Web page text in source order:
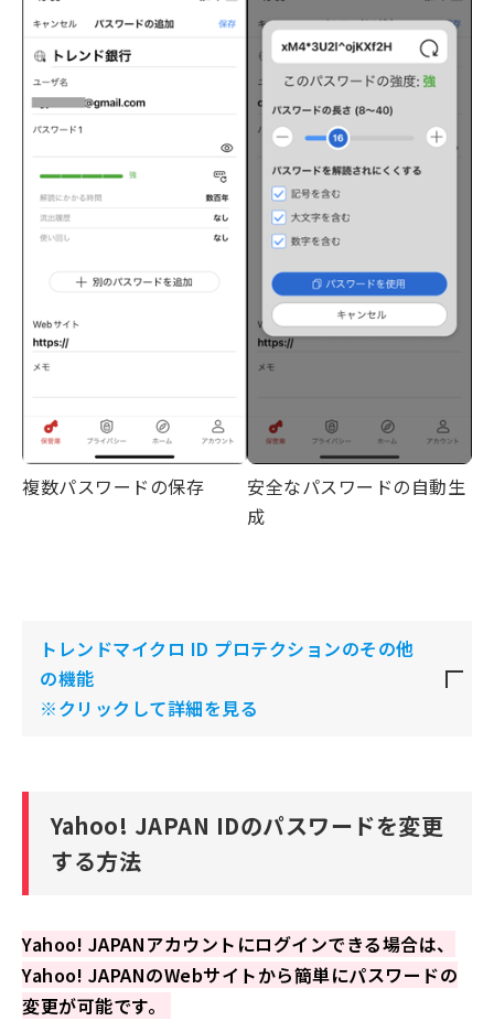
複数パスワードの保存
安全なパスワードの自動生
成
トレンドマイクロ ID プロテクションのその他
の機能
※クリックして詳細を見る
Yahoo! JAPAN IDのパスワードを変更
する方法
Yahoo! JAPANアカウントにログインできる場合は、
Yahoo! JAPANのWebサイトから簡単にパスワードの
変更が可能です。